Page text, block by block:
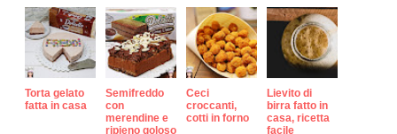
Torta gelato
fatta in casa
Semifreddo
con
merendine e
ripieno goloso
Ceci
croccanti,
cotti in forno
Lievito di
birra fatto in
casa, ricetta
facile